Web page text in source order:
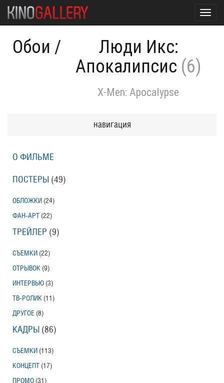
Обои /
Люди Икс:
Апокалипсис (6)
X-Men: Apocalypse
навигация
О ФИЛЬМЕ
ПОСТЕРЫ (49)
ОБЛОЖКИ (24)
ФАН-АРТ (22)
ТРЕЙЛЕР (9)
СЪЕМКИ (22)
ОТРЫВОК (9)
ИНТЕРВЬЮ (3)
ТВ-РОЛИК (11)
ДРУГОЕ (8)
КАДРЫ (86)
СЪЕМКИ (113)
КОНЦЕПТ (17)
ПРОМО (31)